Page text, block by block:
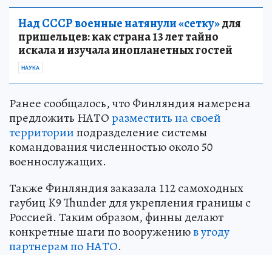
Над СССР военные натянули «сетку»для
пришельцев: как страна 13 лет тайно
искала и изучала инопланетных гостей
НАУКА
Ранее сообщалось, что Финляндия намерена
предложить НАТОразместить на своей
территорииподразделение системы
командования численностью около 50
военнослужащих.
Также Финляндия заказала 112 самоходных
гаубиц K9 Thunder для укрепления границы с
Россией. Таким образом, финны делают
конкретные шаги по вооружениюв угоду
партнерам по НАТО.